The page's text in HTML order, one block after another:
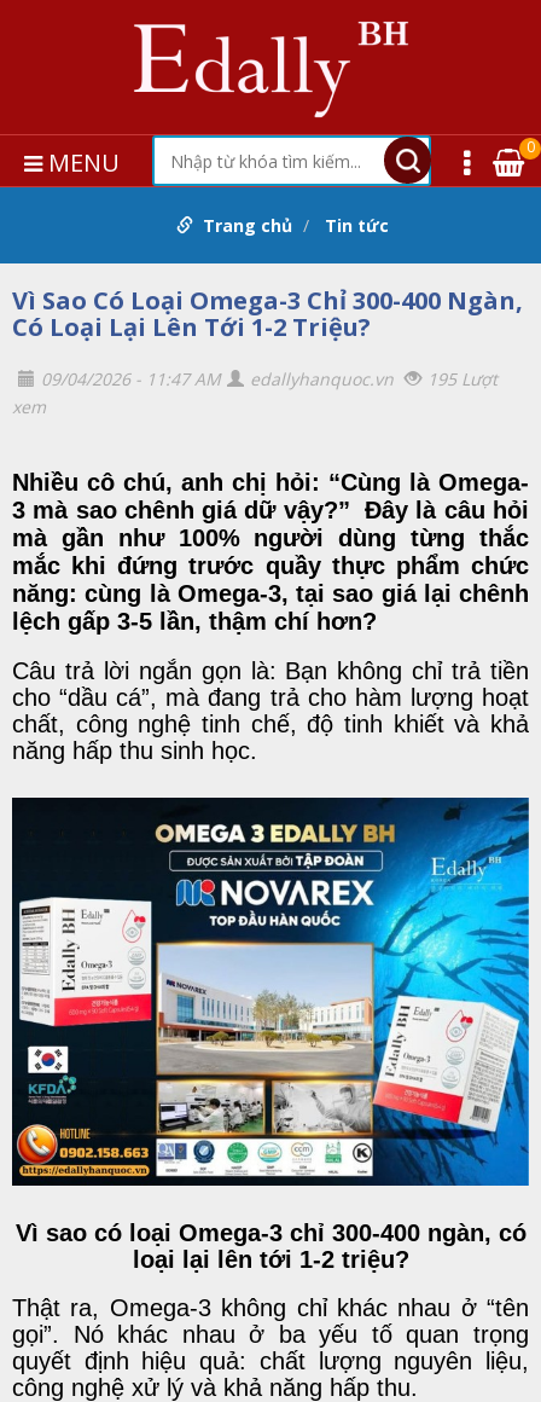
MENU 0
Trang chủ Tin tức
Vì Sao Có Loại Omega-3 Chỉ 300-400 Ngàn,
Có Loại Lại Lên Tới 1-2 Triệu?
09/04/2026 - 11:47 AM edallyhanquoc.vn
195 Lượt
xem
Nhiều cô chú, anh chị hỏi: “Cùng là Omega-
3 mà sao chênh giá dữ vậy?” Đây là câu hỏi
mà gần như 100% người dùng từng thắc
mắc khi đứng trước quầy thực phẩm chức
năng: cùng là Omega-3, tại sao giá lại chênh
lệch gấp 3-5 lần, thậm chí hơn?
Câu trả lời ngắn gọn là: Bạn không chỉ trả tiền
cho “dầu cá”, mà đang trả cho hàm lượng hoạt
chất, công nghệ tinh chế, độ tinh khiết và khả
năng hấp thu sinh học.
Vì sao có loại Omega-3 chỉ 300-400 ngàn, có
loại lại lên tới 1-2 triệu?
Thật ra, Omega-3 không chỉ khác nhau ở “tên
gọi”. Nó khác nhau ở ba yếu tố quan trọng
quyết định hiệu quả: chất lượng nguyên liệu,
công nghệ xử lý và khả năng hấp thu.